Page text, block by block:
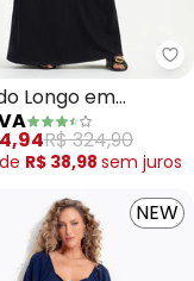
(Floral Azul)
Longo em
(Preto)
R$ 324,90
de R$ 38,98 sem juros
NEW